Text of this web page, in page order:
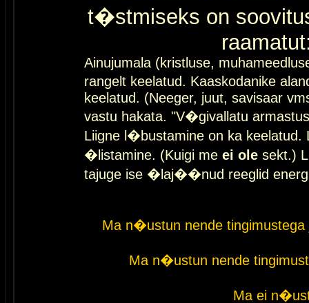
t�stmiseks on
Ainujumala (kristluse,
rangelt keelatud. Kaaskodanike
keelatud. (Neeger, juut, savisaar
vastu hakata. "V�givallatu
Liigne l�bustamine on ka keelatud.
�listamine. (Kuigi me ei ole sekt.)
tajuge ise �laj��nud reeglid
Ma n�ustun nende
Ma n�ustun nende
Ma ei